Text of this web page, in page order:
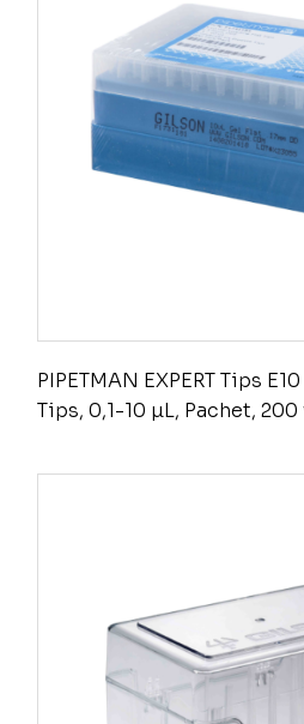
PIPETMAN EXPERT Tips
Tips, 0,1-10 µL, Pachet,